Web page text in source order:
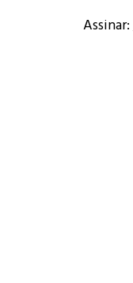
Assinar: